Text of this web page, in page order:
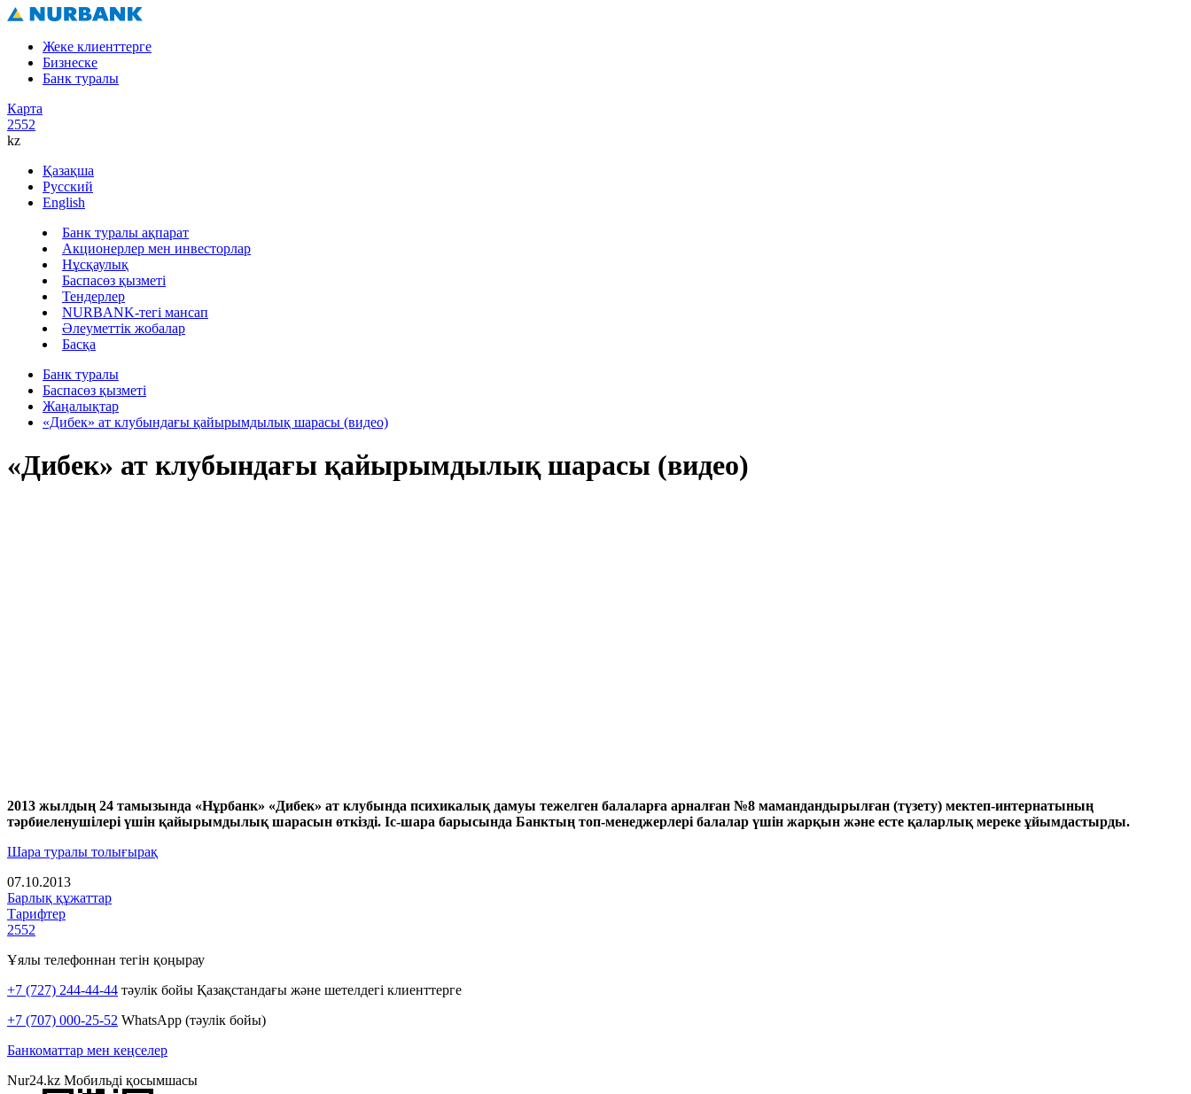
Жеке клиенттерге
Бизнеске
Банк туралы
Карта
2552
kz
Қазақша
Русский
English
Банк туралы ақпарат
Акционерлер мен инвесторлар
Нұсқаулық
Баспасөз қызметі
Тендерлер
NURBANK-тегі мансап
Әлеуметтік жобалар
Басқа
Банк туралы
Баспасөз қызметі
Жаңалықтар
«Дибек» ат клубындағы қайырымдылық шарасы (видео)
«Дибек» ат клубындағы қайырымдылық шарасы (видео)
2013 жылдың 24 тамызында «Нұрбанк» «Дибек» ат клубында психикалық дамуы тежелген балаларға арналған №8 мамандандырылған (түзету) мектеп-интернатының
тәрбиеленушілері үшін қайырымдылық шарасын өткізді. Іс-шара барысында Банктың топ-менеджерлері балалар үшін жарқын және есте қаларлық мереке ұйымдастырды.
Шара туралы толығырақ
07.10.2013
Барлық құжаттар
Тарифтер
2552
Ұялы телефоннан тегін қоңырау
+7 (727) 244-44-44 тәулік бойы Қазақстандағы және шетелдегі клиенттерге
+7 (707) 000-25-52 WhatsApp (тәулік бойы)
Банкоматтар мен кеңселер
Nur24.kz Мобильді қосымшасы